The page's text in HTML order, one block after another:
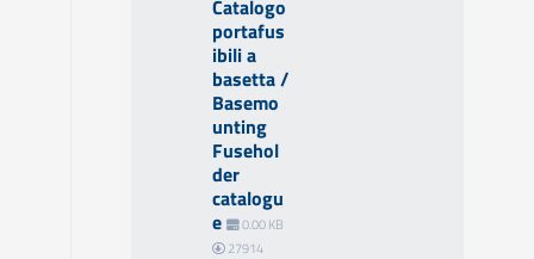
Catalogo
portafus
ibili a
basetta /
Basemo
unting
Fusehol
der
catalogu
e
0.00 KB
27914